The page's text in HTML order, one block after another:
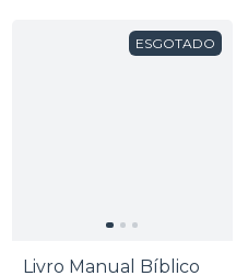
ESGOTADO
Livro Manual Bíblico